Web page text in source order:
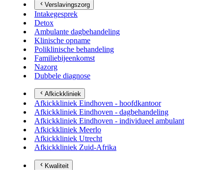
Verslavingszorg
Intakegesprek
Detox
Ambulante dagbehandeling
Klinische opname
Poliklinische behandeling
Familiebijeenkomst
Nazorg
Dubbele diagnose
Afkickkliniek
Afkickkliniek Eindhoven - hoofdkantoor
Afkickkliniek Eindhoven - dagbehandeling
Afkickkliniek Eindhoven - individueel ambulant
Afkickkliniek Meerlo
Afkickkliniek Utrecht
Afkickkliniek Zuid-Afrika
Kwaliteit